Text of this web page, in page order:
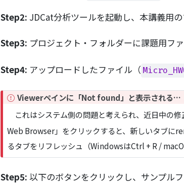
Step2: JDCat分析ツールを起動し、本講義用の
Step3: プロジェクト・フォルダーに課題用フ
Step4: アップロードしたファイル（
I
p
o
r
t
n
Viewerペインに「Not found」と表示される…
これはシステム側の問題と考えられ、近日中の
Web Browser」をクリックすると、新しいタブ
るタブをリフレッシュ（WindowsはCtrl + R /
Step5: 以下のボタンをクリックし、サンプルフ